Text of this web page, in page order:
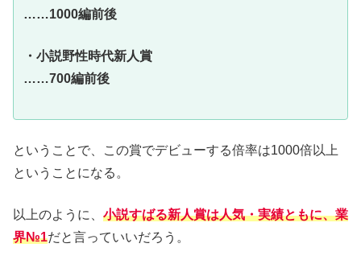
……1000編前後
・小説野性時代新人賞
……700編前後
ということで、この賞でデビューする倍率は1000倍以上
ということになる。
以上のように、 小説すばる新人賞は人気・実績ともに、業
界№1だと言っていいだろう。